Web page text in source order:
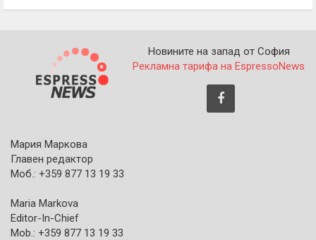
Новините на запад от София
Рекламна тарифа на EspressoNews
Мария Маркова
Главен редактор
Моб.: +359 877 13 19 33
Maria Markova
Editor-In-Chief
Mob.: +359 877 13 19 33